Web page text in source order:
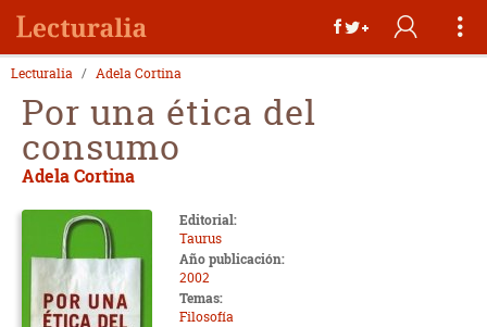
Lecturalia Adela Cortina
Por una ética del
consumo
Adela Cortina
Editorial:
Taurus
Año publicación:
2002
Temas:
Filosofía